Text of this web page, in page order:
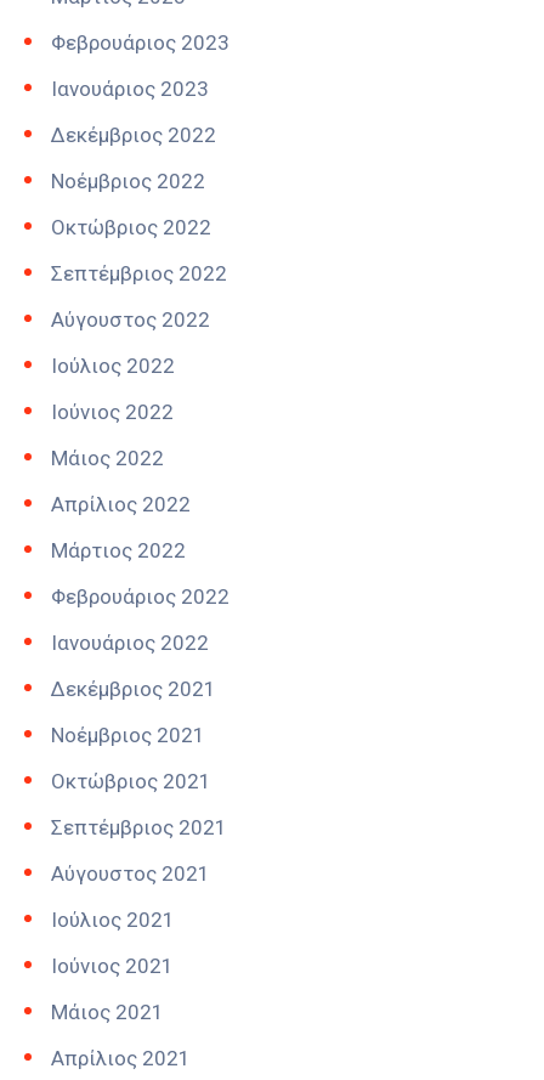
Φεβρουάριος 2023
Ιανουάριος 2023
Δεκέμβριος 2022
Νοέμβριος 2022
Οκτώβριος 2022
Σεπτέμβριος 2022
Αύγουστος 2022
Ιούλιος 2022
Ιούνιος 2022
Μάιος 2022
Απρίλιος 2022
Μάρτιος 2022
Φεβρουάριος 2022
Ιανουάριος 2022
Δεκέμβριος 2021
Νοέμβριος 2021
Οκτώβριος 2021
Σεπτέμβριος 2021
Αύγουστος 2021
Ιούλιος 2021
Ιούνιος 2021
Μάιος 2021
Απρίλιος 2021